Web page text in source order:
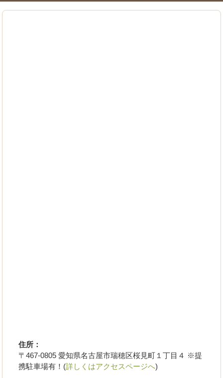
住所：
〒467-0805 愛知県名古屋市瑞穂区桜見町１丁目４ ※提
携駐車場有！(詳しくはアクセスページへ)